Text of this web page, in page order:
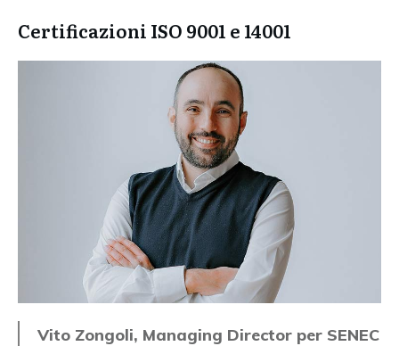
Certificazioni ISO 9001 e 14001
Vito Zongoli, Managing Director per SENEC